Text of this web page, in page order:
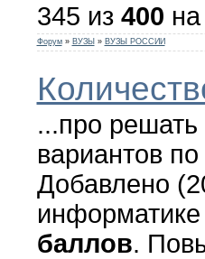
345 из 400
Форум » ВУЗЫ » ВУЗЫ РОССИИ
...про
вариантов
Добавлено
баллов.